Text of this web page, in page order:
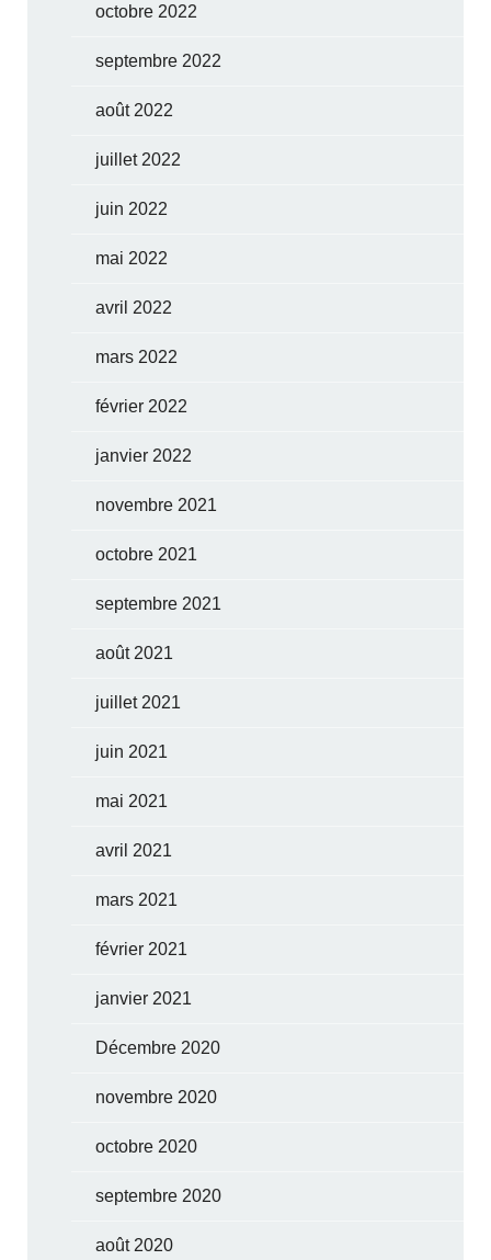
octobre 2022
septembre 2022
août 2022
juillet 2022
juin 2022
mai 2022
avril 2022
mars 2022
février 2022
janvier 2022
novembre 2021
octobre 2021
septembre 2021
août 2021
juillet 2021
juin 2021
mai 2021
avril 2021
mars 2021
février 2021
janvier 2021
Décembre 2020
novembre 2020
octobre 2020
septembre 2020
août 2020